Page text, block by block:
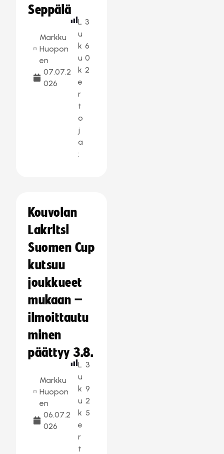
Seppälä
Markku
Huopon
en
07.07.2
026
L
u
k
u
k
e
r
t
o
j
a
:
3
6
0
2
Kouvolan
Lakritsi
Suomen Cup
kutsuu
joukkueet
mukaan –
ilmoittautu
minen
päättyy 3.8.
Markku
Huopon
en
06.07.2
026
L
u
k
u
k
e
r
t
3
9
2
5